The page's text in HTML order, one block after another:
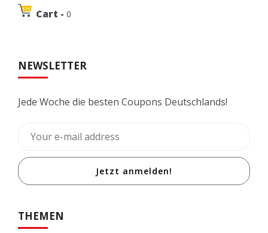
Cart - 0
NEWSLETTER
Jede Woche die besten Coupons Deutschlands!
Jetzt anmelden!
THEMEN